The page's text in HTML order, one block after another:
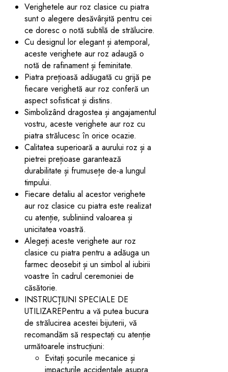
Verighetele aur roz clasice cu piatra
sunt o alegere desăvârșită pentru cei
ce doresc o notă subtilă de strălucire.
Cu designul lor elegant și atemporal,
aceste verighete aur roz adaugă o
notă de rafinament și feminitate.
Piatra prețioasă adăugată cu grijă pe
fiecare verighetă aur roz conferă un
aspect sofisticat și distins.
Simbolizând dragostea și angajamentul
vostru, aceste verighete aur roz cu
piatra strălucesc în orice ocazie.
Calitatea superioară a aurului roz și a
pietrei prețioase garantează
durabilitate și frumusețe de-a lungul
timpului.
Fiecare detaliu al acestor verighete
aur roz clasice cu piatra este realizat
cu atenție, subliniind valoarea și
unicitatea voastră.
Alegeți aceste verighete aur roz
clasice cu piatra pentru a adăuga un
farmec deosebit și un simbol al iubirii
voastre în cadrul ceremoniei de
căsătorie.
INSTRUCȚIUNI SPECIALE DE
UTILIZAREPentru a vă putea bucura
de strălucirea acestei bijuterii, vă
recomandăm să respectați cu atenție
următoarele instrucțiuni:
Evitați șocurile mecanice și
impacturile accidentale asupra